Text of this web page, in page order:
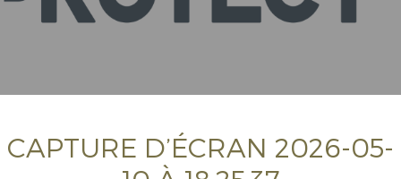
CAPTURE D’ÉCRAN 2026-05-